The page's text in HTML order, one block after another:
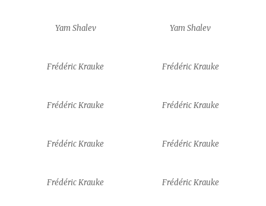
Yam Shalev Yam Shalev
Frédéric Krauke Frédéric Krauke
Frédéric Krauke Frédéric Krauke
Frédéric Krauke Frédéric Krauke
Frédéric Krauke Frédéric Krauke